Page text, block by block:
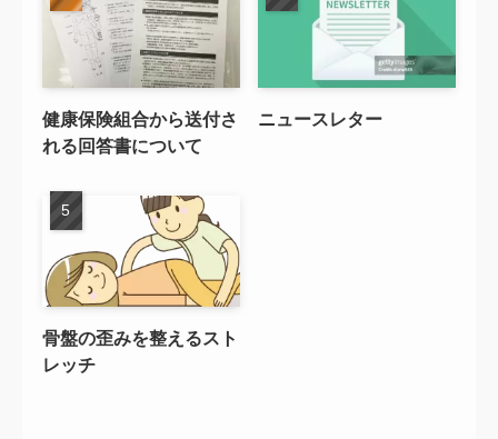
健康保険組合から送付さ
れる回答書について
ニュースレター
骨盤の歪みを整えるスト
レッチ